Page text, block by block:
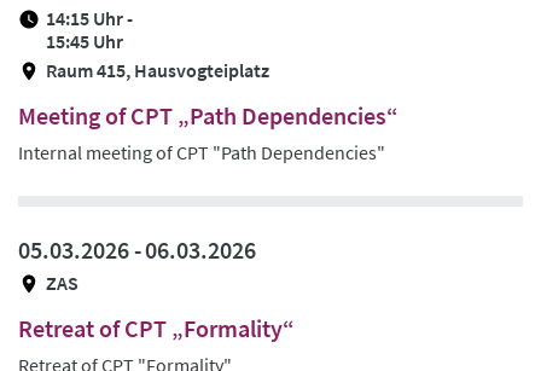
14:15 Uhr -
15:45 Uhr
Raum 415, Hausvogteiplatz
Meeting of CPT „Path Dependencies“
Internal meeting of CPT "Path Dependencies"
05.03.2026 -06.03.2026
ZAS
Retreat of CPT „Formality“
Retreat of CPT "Formality"